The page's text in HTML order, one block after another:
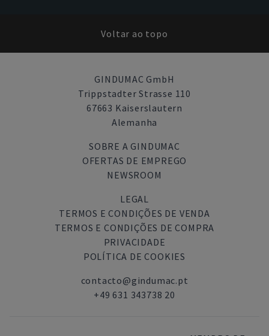
Voltar ao topo
GINDUMAC GmbH
Trippstadter Strasse 110
67663 Kaiserslautern
Alemanha
SOBRE A GINDUMAC
OFERTAS DE EMPREGO
NEWSROOM
LEGAL
TERMOS E CONDIÇÕES DE VENDA
TERMOS E CONDIÇÕES DE COMPRA
PRIVACIDADE
POLÍTICA DE COOKIES
contacto@gindumac.pt
+49 631 343738 20